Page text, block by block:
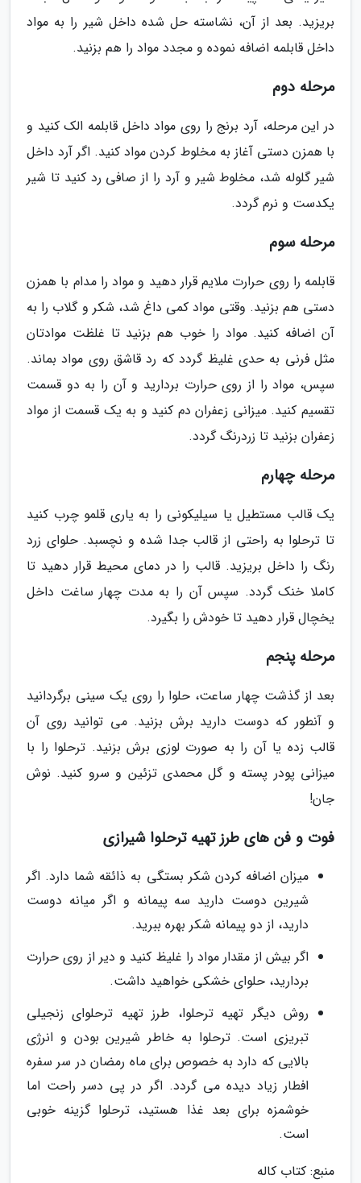
بریزید. بعد از آن، نشاسته حل شده داخل شیر را به مواد
داخل قابلمه اضافه نموده و مجدد مواد را هم بزنید.
مرحله دوم
در این مرحله، آرد برنج را روی مواد داخل قابلمه الک کنید و
با همزن دستی آغاز به مخلوط کردن مواد کنید. اگر آرد داخل
شیر گلوله شد، مخلوط شیر و آرد را از صافی رد کنید تا شیر
یکدست و نرم گردد.
مرحله سوم
قابلمه را روی حرارت ملایم قرار دهید و مواد را مدام با همزن
دستی هم بزنید. وقتی مواد کمی داغ شد، شکر و گلاب را به
آن اضافه کنید. مواد را خوب هم بزنید تا غلظت موادتان
مثل فرنی به حدی غلیظ گردد که رد قاشق روی مواد بماند.
سپس، مواد را از روی حرارت بردارید و آن را به دو قسمت
تقسیم کنید. میزانی زعفران دم کنید و به یک قسمت از مواد
زعفران بزنید تا زردرنگ گردد.
مرحله چهارم
یک قالب مستطیل یا سیلیکونی را به یاری قلمو چرب کنید
تا ترحلوا به راحتی از قالب جدا شده و نچسبد. حلوای زرد
رنگ را داخل بریزید. قالب را در دمای محیط قرار دهید تا
کاملا خنک گردد. سپس آن را به مدت چهار ساغت داخل
یخچال قرار دهید تا خودش را بگیرد.
مرحله پنجم
بعد از گذشت چهار ساعت، حلوا را روی یک سینی برگردانید
و آنطور که دوست دارید برش بزنید. می توانید روی آن
قالب زده یا آن را به صورت لوزی برش بزنید. ترحلوا را با
میزانی پودر پسته و گل محمدی تزئین و سرو کنید. نوش
جان!
فوت و فن های طرز تهیه ترحلوا شیرازی
میزان اضافه کردن شکر بستگی به ذائقه شما دارد. اگر
شیرین دوست دارید سه پیمانه و اگر میانه دوست
دارید، از دو پیمانه شکر بهره ببرید.
اگر بیش از مقدار مواد را غلیظ کنید و دیر از روی حرارت
بردارید، حلوای خشکی خواهید داشت.
روش دیگر تهیه ترحلوا، طرز تهیه ترحلوای زنجیلی
تبریزی است. ترحلوا به خاطر شیرین بودن و انرژی
بالایی که دارد به خصوص برای ماه رمضان در سر سفره
افطار زیاد دیده می گردد. اگر در پی دسر راحت اما
خوشمزه برای بعد غذا هستید، ترحلوا گزینه خوبی
است.
منبع: کتاب کاله